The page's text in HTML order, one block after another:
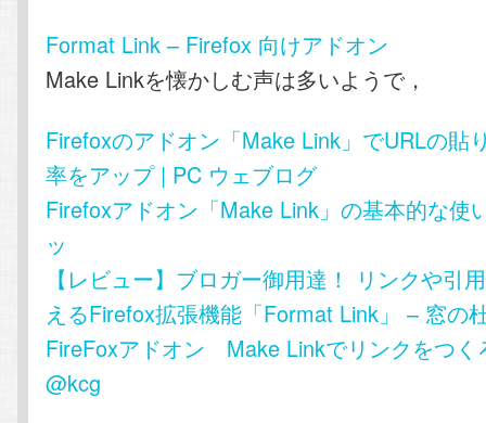
Format Link – Firefox 向けアドオン
Make Linkを懐かしむ声は多いようで，
Firefoxのアドオン「Make Link」でURLの貼
率をアップ | PC ウェブログ
Firefoxアドオン「Make Link」の基本的な使
ッ
【レビュー】ブロガー御用達！ リンクや引
えるFirefox拡張機能「Format Link」 – 窓の
FireFoxアドオン Make Linkでリンクをつく
@kcg